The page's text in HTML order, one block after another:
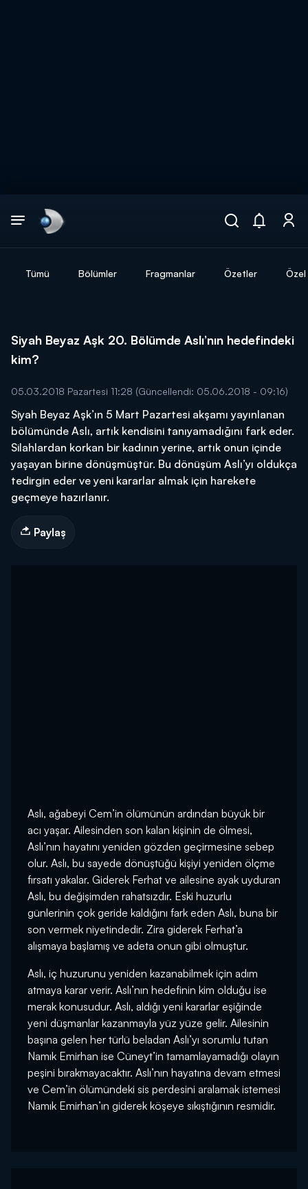
Tümü Bölümler Fragmanlar Özetler
Siyah Beyaz Aşk 20. Bölümde Aslı’nın hedefindeki
kim?
05.03.2018 Pazartesi 11:28 (Güncellendi: 05.06.2018 - 09:16)
Siyah Beyaz Aşk’ın 5 Mart Pazartesi akşamı yayınlanan
bölümünde Aslı, artık kendisini tanıyamadığını fark eder.
Silahlardan korkan bir kadının yerine, artık onun içinde
yaşayan birine dönüşmüştür. Bu dönüşüm Aslı’yı oldukça
tedirgin eder ve yeni kararlar almak için harekete
geçmeye hazırlanır.
Paylaş
Aslı, ağabeyi Cem’in ölümünün ardından büyük bir
acı yaşar. Ailesinden son kalan kişinin de ölmesi,
Aslı’nın hayatını yeniden gözden geçirmesine sebep
olur. Aslı, bu sayede dönüştüğü kişiyi yeniden ölçme
fırsatı yakalar. Giderek Ferhat ve ailesine ayak uyduran
Aslı, bu değişimden rahatsızdır. Eski huzurlu
günlerinin çok geride kaldığını fark eden Aslı, buna bir
son vermek niyetindedir. Zira giderek Ferhat’a
alışmaya başlamış ve adeta onun gibi olmuştur.
Aslı, iç huzurunu yeniden kazanabilmek için adım
atmaya karar verir. Aslı’nın hedefinin kim olduğu ise
merak konusudur. Aslı, aldığı yeni kararlar eşiğinde
yeni düşmanlar kazanmayla yüz yüze gelir. Ailesinin
başına gelen her türlü beladan Aslı’yı sorumlu tutan
Namık Emirhan ise Cüneyt’in tamamlayamadığı olayın
peşini bırakmayacaktır. Aslı’nın hayatına devam etmesi
ve Cem’in ölümündeki sis perdesini aralamak istemesi
Namık Emirhan’ın giderek köşeye sıkıştığının resmidir.